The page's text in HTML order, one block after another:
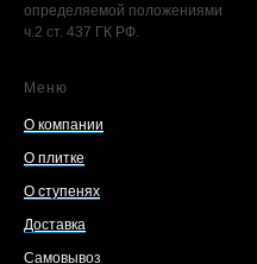
определяемой положениями
ч.2 ст. 437 ГК РФ.
Меню
О компании
О плитке
О ступенях
Доставка
Самовывоз